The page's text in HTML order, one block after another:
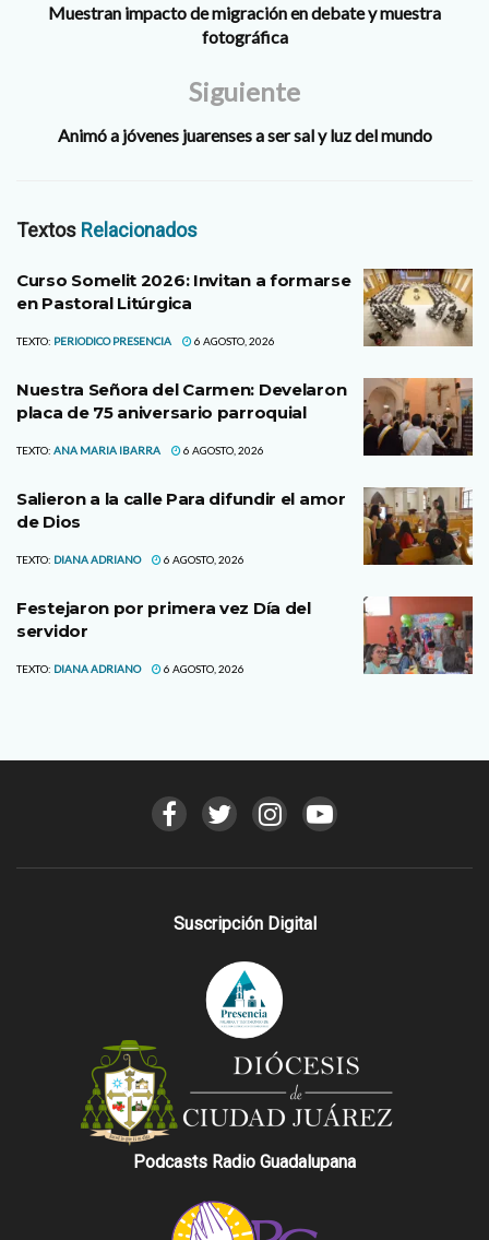
Muestran impacto de migración en debate y muestra
fotográfica
Siguiente
Animó a jóvenes juarenses a ser sal y luz del mundo
Textos Relacionados
Curso Somelit 2026: Invitan a formarse
en Pastoral Litúrgica
TEXTO: PERIODICO PRESENCIA 6 AGOSTO, 2026
Nuestra Señora del Carmen: Develaron
placa de 75 aniversario parroquial
TEXTO: ANA MARIA IBARRA 6 AGOSTO, 2026
Salieron a la calle Para difundir el amor
de Dios
TEXTO: DIANA ADRIANO 6 AGOSTO, 2026
Festejaron por primera vez Día del
servidor
TEXTO: DIANA ADRIANO 6 AGOSTO, 2026
Suscripción Digital
Podcasts Radio Guadalupana